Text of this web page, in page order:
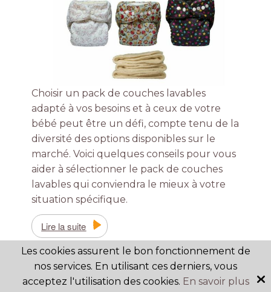
Choisir un pack de couches lavables
adapté à vos besoins et à ceux de votre
bébé peut être un défi, compte tenu de la
diversité des options disponibles sur le
marché. Voici quelques conseils pour vous
aider à sélectionner le pack de couches
lavables qui conviendra le mieux à votre
situation spécifique.
Lire la suite
Couche lavable nuit - quel
Les cookies assurent le bon fonctionnement de
nos services. En utilisant ces derniers, vous
acceptez l'utilisation des cookies. En savoir plus